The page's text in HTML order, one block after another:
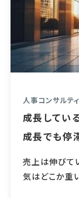
人事コンサルテ
成長してい
成長でも停
売上は伸びて
気はどこか重